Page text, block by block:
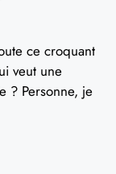
ce croquant
veut une
? Personne, je